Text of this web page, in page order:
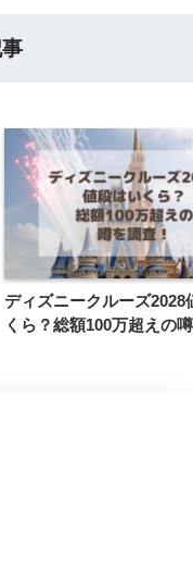
ディズニークルーズ2028
くら？総額100万超えの